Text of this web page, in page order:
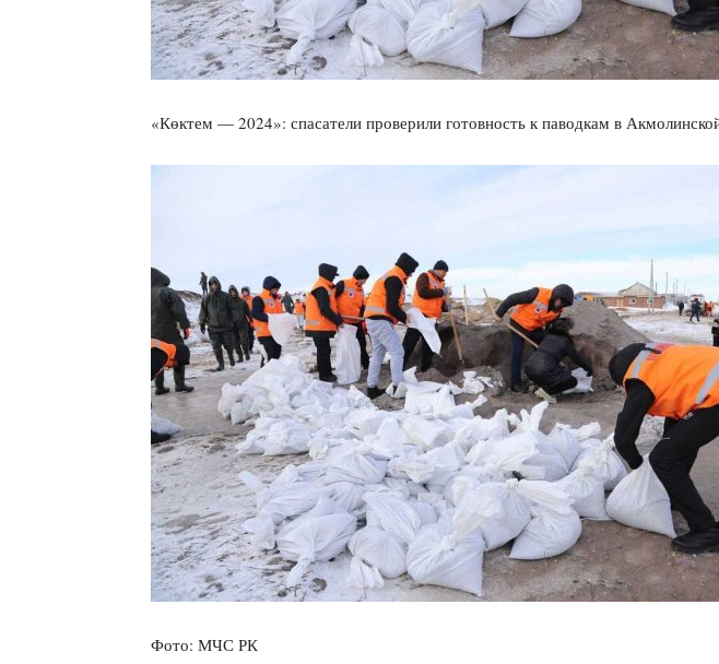
«Көктем — 2024»: спасатели проверили готовность к паводкам в
Фото: МЧС РК